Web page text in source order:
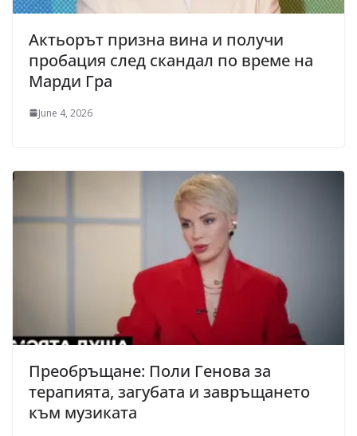
Актьорът призна вина и получи
пробация след скандал по време на
Марди Гра
June 4, 2026
Преобръщане: Поли Генова за
терапията, загубата и завръщането
към музиката